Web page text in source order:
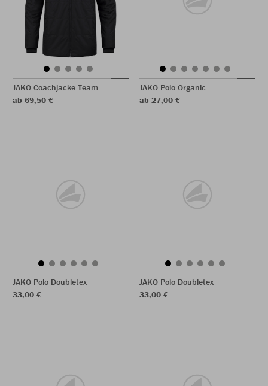
JAKO Coachjacke Team
ab 69,50 €
JAKO Polo Organic
ab 27,00 €
JAKO Polo Doubletex
33,00 €
JAKO Polo Doubletex
33,00 €